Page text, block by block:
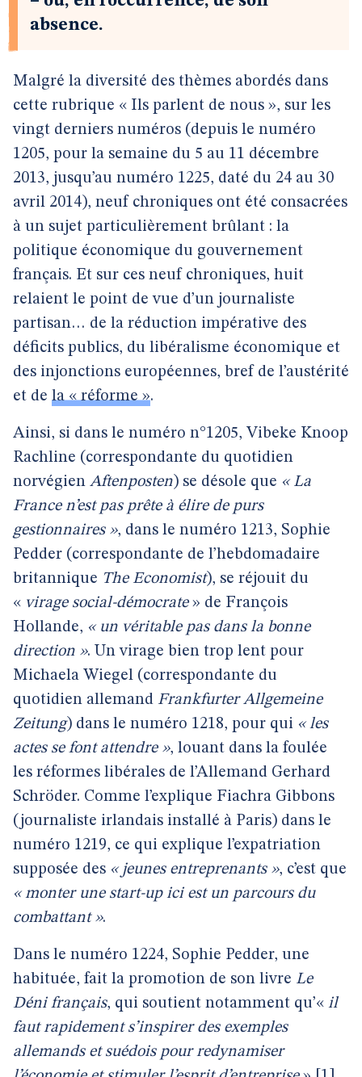
absence.
Malgré la diversité des thèmes abordés dans
cette rubrique « Ils parlent de nous », sur les
vingt derniers numéros (depuis le numéro
1205, pour la semaine du 5 au 11 décembre
2013, jusqu’au numéro 1225, daté du 24 au 30
avril 2014), neuf chroniques ont été consacrées
à un sujet particulièrement brûlant : la
politique économique du gouvernement
français. Et sur ces neuf chroniques, huit
relaient le point de vue d’un journaliste
partisan… de la réduction impérative des
déficits publics, du libéralisme économique et
des injonctions européennes, bref de l’austérité
et de la « réforme ».
Ainsi, si dans le numéro n°1205, Vibeke Knoop
Rachline (correspondante du quotidien
norvégien Aftenposten) se désole que « La
France n’est pas prête à élire de purs
gestionnaires », dans le numéro 1213, Sophie
Pedder (correspondante de l’hebdomadaire
britannique The Economist), se réjouit du
« virage social-démocrate» de François
Hollande, « un véritable pas dans la bonne
direction ». Un virage bien trop lent pour
Michaela Wiegel (correspondante du
quotidien allemand Frankfurter Allgemeine
Zeitung) dans le numéro 1218, pour qui « les
actes se font attendre », louant dans la foulée
les réformes libérales de l’Allemand Gerhard
Schröder. Comme l’explique Fiachra Gibbons
(journaliste irlandais installé à Paris) dans le
numéro 1219, ce qui explique l’expatriation
supposée des « jeunes entreprenants », c’est que
« monter une start-up ici est un parcours du
combattant ».
Dans le numéro 1224, Sophie Pedder, une
habituée, fait la promotion de son livre Le
Déni français, qui soutient notamment qu’« il
faut rapidement s’inspirer des exemples
allemands et suédois pour redynamiser